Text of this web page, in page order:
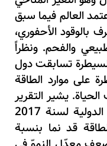
العالم فيما سبق
بالوقود الأحفوري،
والفحم. ونظراً
تسابقت دول
على موارد الطاقة
يشير التقرير
لسنة 2017
قد نما بنسبة